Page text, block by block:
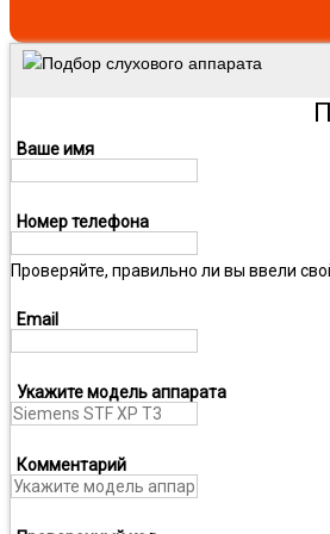
Подбор слухового аппарата
Ваше имя
Номер телефона
Проверяйте, правильно ли вы ввели
Email
Укажите модель аппарата
Комментарий